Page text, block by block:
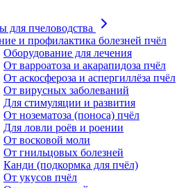
для пчеловодства
и профилактика болезней пчёл
Оборудование для лечения
От варроатоза и акарапидоза пчёл
От аскосфероза и аспергиллёза пчёл
От вирусных заболеваний
Для стимуляции и развития
От нозематоза (поноса) пчёл
Для ловли роёв и роении
От восковой моли
От гнильцовых болезней
Канди (подкормка для пчёл)
От укусов пчёл